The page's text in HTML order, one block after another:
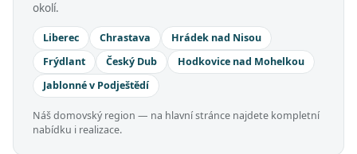
okolí.
Liberec Chrastava
Hrádek nad Nisou
Frýdlant
Český Dub
Hodkovice nad Mohelkou
Jablonné v Podještědí
Náš domovský region — na hlavní stránce najdete kompletní
nabídku i realizace.